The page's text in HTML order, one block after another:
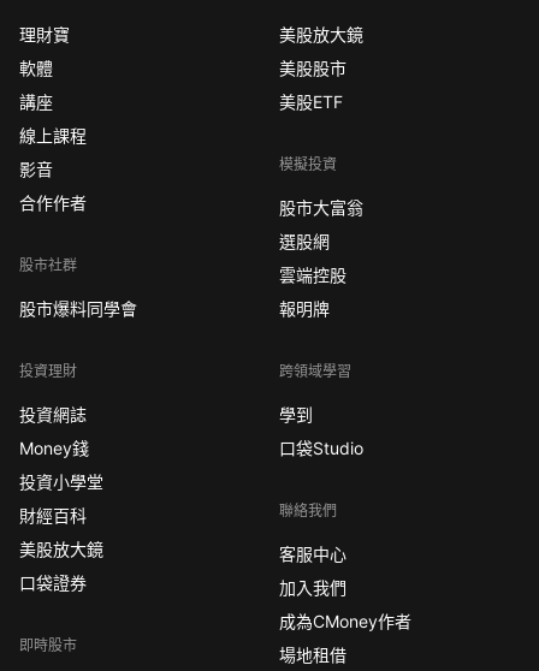
理財寶
軟體
講座
線上課程
影音
合作作者
股市社群
股市爆料同學會
投資理財
投資網誌
Money錢
投資小學堂
財經百科
美股放大鏡
口袋證券
即時股市
美股放大鏡
美股股市
美股ETF
模擬投資
股市大富翁
選股網
雲端控股
報明牌
跨領域學習
學到
口袋Studio
聯絡我們
客服中心
加入我們
成為CMoney作者
場地租借